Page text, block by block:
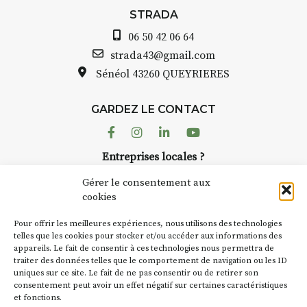
Gérer le consentement aux
cookies
Pour offrir les meilleures expériences, nous utilisons des technologies
telles que les cookies pour stocker et/ou accéder aux informations des
appareils. Le fait de consentir à ces technologies nous permettra de
traiter des données telles que le comportement de navigation ou les ID
uniques sur ce site. Le fait de ne pas consentir ou de retirer son
consentement peut avoir un effet négatif sur certaines caractéristiques
et fonctions.
avez ouvert une galerie à
Auzon…
Bernard TURLE Le Fumoir n’est
pas une galerie permanente.
AuzonToujours organise
dans le village. Des artistes et
caves, les granges d’Auzon. Le
Fumoir est l’un de ces espaces
d’autres activités culturelles de
la Petite Cité de Caractère. Par
exemple, l’installationCochon
Charbons’inscrit comme en
« off » du festival d’Auzon 2026
STRADA
06 50 42 06 64
strada43@gmail.com
Sénéol 43260 QUEYRIERES
GARDEZ LE CONTACT
FacebookInstagram
LinkedinYoutube
Entreprises locales ?
Suivez toute l'actu de Strada